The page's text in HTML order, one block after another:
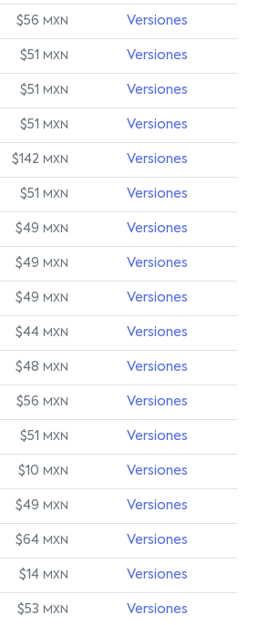
$56 MXN Versiones
$51 MXN Versiones
$51 MXN Versiones
$51 MXN Versiones
$142 MXN Versiones
$51 MXN Versiones
$49 MXN Versiones
$49 MXN Versiones
$49 MXN Versiones
$44 MXN Versiones
$48 MXN Versiones
$56 MXN Versiones
$51 MXN Versiones
$10 MXN Versiones
$49 MXN Versiones
$64 MXN Versiones
$14 MXN Versiones
$53 MXN Versiones